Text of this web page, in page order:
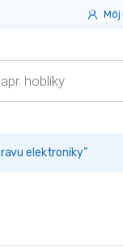
elektroniky”